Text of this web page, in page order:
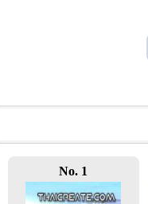
No. 1